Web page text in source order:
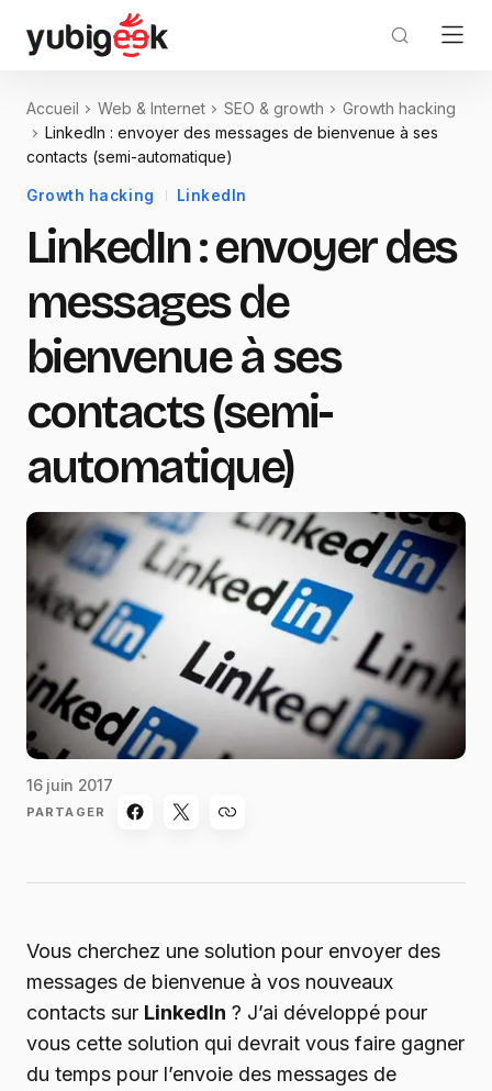
Accueil Web & Internet SEO & growth
Growth hacking
LinkedIn : envoyer des messages de bienvenue à ses
contacts (semi-automatique)
Growth hacking LinkedIn
LinkedIn : envoyer des
messages de
bienvenue à ses
contacts (semi-
automatique)
16 juin 2017
PARTAGER
Vous cherchez une solution pour envoyer des
messages de bienvenue à vos nouveaux
contacts sur LinkedIn ? J’ai développé pour
vous cette solution qui devrait vous faire gagner
du temps pour l’envoie des messages de